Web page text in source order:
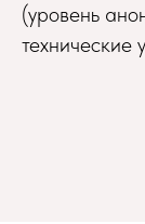
(уровень
технические